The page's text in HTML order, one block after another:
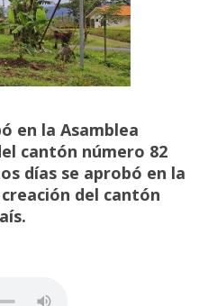
en la Asamblea
cantón número 82
días se aprobó en la
del cantón